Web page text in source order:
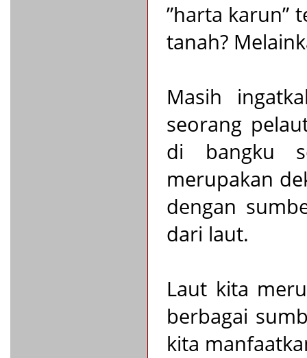
”harta karun”
tanah?
Masih
seorang
di bangku
merupakan
dengan
dari laut.
Laut kita
berbagai
kita